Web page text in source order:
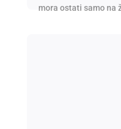
mora ostati samo na